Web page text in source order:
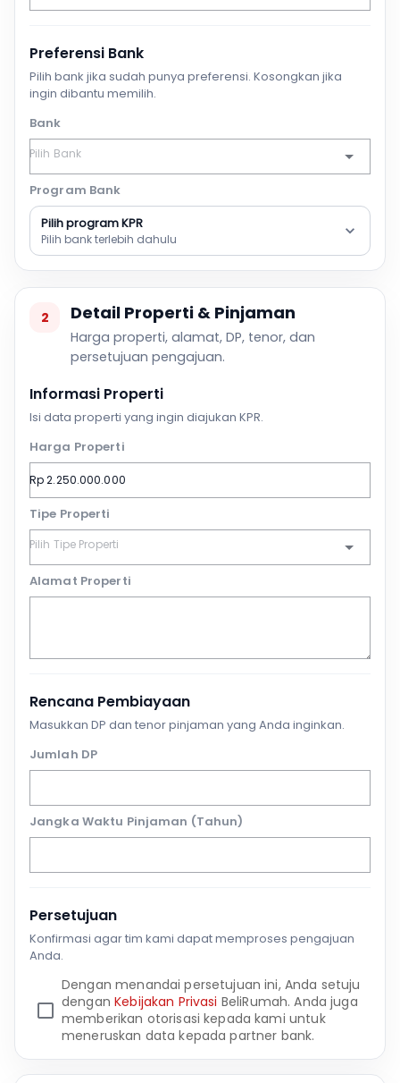
Preferensi Bank
Pilih bank jika sudah punya preferensi. Kosongkan jika
ingin dibantu memilih.
Bank
Program Bank
Pilih program KPR
Pilih bank terlebih dahulu
2 Detail Properti & Pinjaman
Harga properti, alamat, DP, tenor, dan
persetujuan pengajuan.
Informasi Properti
Isi data properti yang ingin diajukan KPR.
Harga Properti
Tipe Properti
Alamat Properti
Rencana Pembiayaan
Masukkan DP dan tenor pinjaman yang Anda inginkan.
Jumlah DP
Jangka Waktu Pinjaman (Tahun)
Persetujuan
Konfirmasi agar tim kami dapat memproses pengajuan
Anda.
Dengan menandai persetujuan ini, Anda setuju
denganKebijakan Privasi BeliRumah. Anda juga
memberikan otorisasi kepada kami untuk
meneruskan data kepada partner bank.